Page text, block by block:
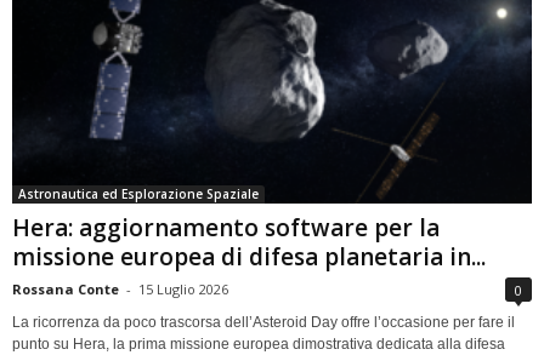
Astronautica ed Esplorazione Spaziale
Hera: aggiornamento software per la
missione europea di difesa planetaria in...
Rossana Conte - 15 Luglio 2026 0
La ricorrenza da poco trascorsa dell’Asteroid Day offre l’occasione per fare il
punto su Hera, la prima missione europea dimostrativa dedicata alla difesa